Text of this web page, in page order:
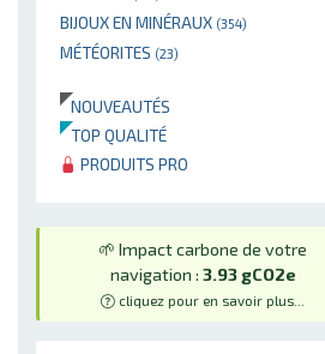
BIJOUX EN MINÉRAUX (354)
MÉTÉORITES (23)
NOUVEAUTÉS
TOP QUALITÉ
PRODUITS PRO
🌱 Impact carbone de votre
navigation : 3.93 gCO2e
cliquez pour en savoir plus...